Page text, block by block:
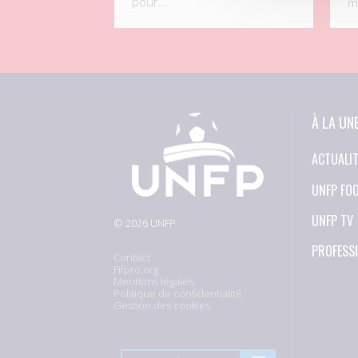
© 2026 UNFP
Contact
Fifpro.org
Mentions légales
Politique de confidentialité
Gestion des cookies
À LA
UNFP
UNFP TV